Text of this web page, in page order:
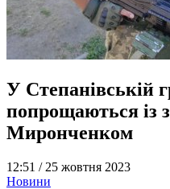
У Степанівській
попрощаються із
Миронченком
12:51 / 25 жовтня 2023
Новини